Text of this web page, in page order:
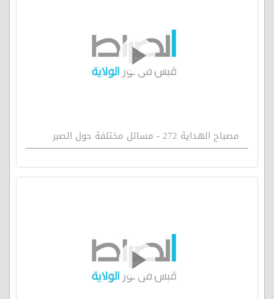
مصباح الهداية 272 - مسائل مختلفة حول الصبر